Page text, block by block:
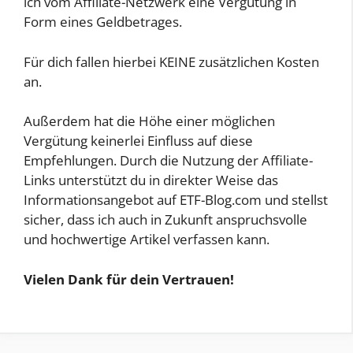
Form eines Geldbetrages.
Für dich fallen hierbei KEINE zusätzlichen Kosten
an.
Außerdem hat die Höhe einer möglichen
Vergütung keinerlei Einfluss auf diese
Empfehlungen. Durch die Nutzung der Affiliate-
Links unterstützt du in direkter Weise das
Informationsangebot auf ETF-Blog.com und stellst
sicher, dass ich auch in Zukunft anspruchsvolle
und hochwertige Artikel verfassen kann.
Vielen Dank für dein Vertrauen!